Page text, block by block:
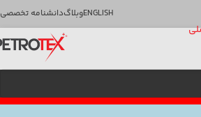
ENGLISHوبلاگدانشنامه تخصصی